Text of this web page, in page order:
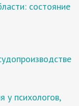
состояние
у психологов,